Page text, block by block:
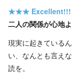
★★★ Excellent!!!
二人の関係が心地
現実に起きている
い、なんとも言え
読を。